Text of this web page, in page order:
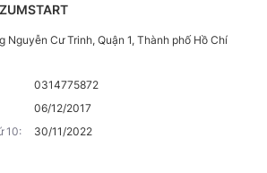
Nguyễn Cư Trinh, Quận 1, Thành phố Hồ Chí
0314775872
06/12/2017
10:
30/11/2022